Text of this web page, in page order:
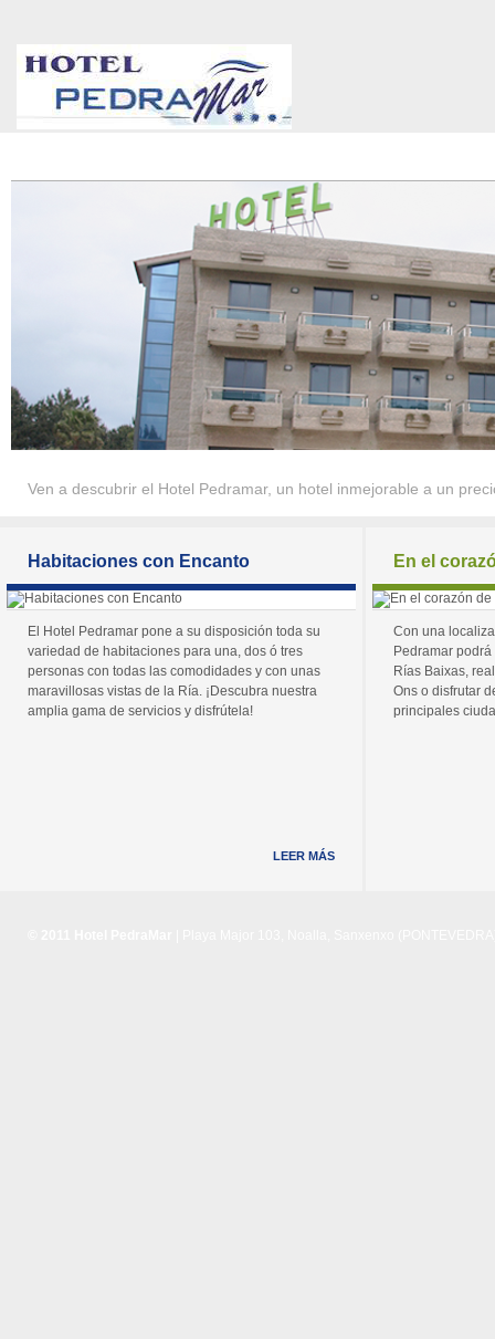
Ven a descubrir el Hotel Pedramar, un hotel inmejorable a un
Habitaciones con Encanto
El Hotel Pedramar pone a su disposición toda su
variedad de habitaciones para una, dos ó tres
personas con todas las comodidades y con unas
maravillosas vistas de la Ría. ¡Descubra nuestra
amplia gama de servicios y disfrútela!
LEER MÁS
En el
Con una
Pedramar
Rías Baixas,
Ons o disfrutar
principales